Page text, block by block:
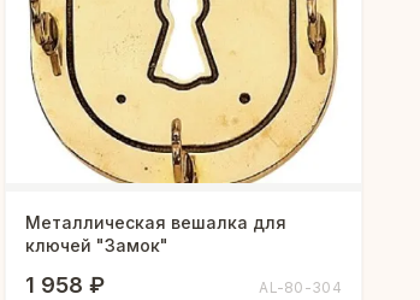
Металлическая вешалка для
ключей "Замок"
1 958 ₽ AL-80-304